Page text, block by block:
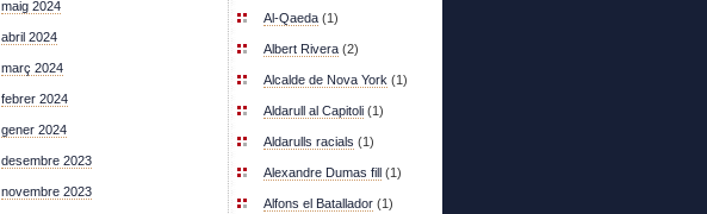
maig 2024
abril 2024
març 2024
febrer 2024
gener 2024
desembre 2023
novembre 2023
Al-Qaeda (1)
Albert Rivera (2)
Alcalde de Nova York (1)
Aldarull al Capitoli (1)
Aldarulls racials (1)
Alexandre Dumas fill (1)
Alfons el Batallador (1)